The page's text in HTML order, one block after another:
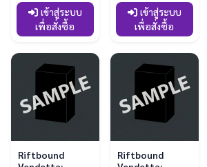
เข้าสู่ระบบ
เพื่อสั่งซื้อ
เข้าสู่ระบบ
เพื่อสั่งซื้อ
Riftbound
Riftbound